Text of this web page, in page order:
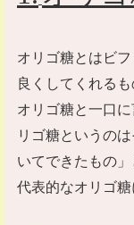
オリゴ糖とはビ
良くしてくれるも
オリゴ糖と一口
リゴ糖というのは
いてできたもの」
代表的なオリゴ糖